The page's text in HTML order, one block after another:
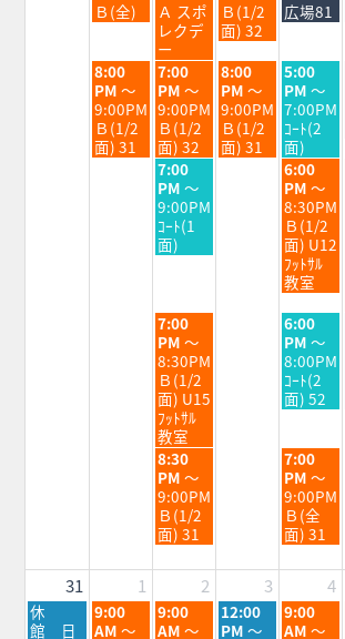
8
月
2026
Ｂ(全)
8
月
26th
2026
Ａ スポ
レクデ
ー
8
月
27th
2026
Ｂ(1/2
面) 32
8
月
2026
広場81
火
曜
日,
8
月
25th
8:00
PM ～
9:00PM
Ｂ(1/2
面) 31
水
曜
日,
8
月
26th
2026
7:00
PM ～
9:00PM
Ｂ(1/2
面) 32
木
曜
日,
8
月
27th
8:00
PM ～
9:00PM
Ｂ(1/2
面) 31
金
曜
日,
8
月
28th
2026
5:00
PM ～
7:00PM
ｺｰﾄ(2
面)
水
曜
日,
8
月
26th
7:00
PM ～
9:00PM
ｺｰﾄ(1
面)
金
曜
日,
8
月
28th
2026
6:00
PM ～
8:30PM
Ｂ(1/2
面) U12
ﾌｯﾄｻﾙ
教室
水
曜
日,
8
月
26th
2026
7:00
PM ～
8:30PM
Ｂ(1/2
面) U15
ﾌｯﾄｻﾙ
教室
金
曜
日,
8
月
28th
6:00
PM ～
8:00PM
ｺｰﾄ(2
面) 52
水
曜
日,
8
月
26th
2026
8:30
PM ～
9:00PM
Ｂ(1/2
面) 31
金
曜
日,
8
月
28th
2026
7:00
PM ～
9:00PM
Ｂ(全
面) 31
31 1 2 3 4
月
曜
休
館 日
火
曜
9:00
AM ～
水
曜
9:00
AM ～
木
曜
12:00
PM ～
金
曜
9:00
AM ～